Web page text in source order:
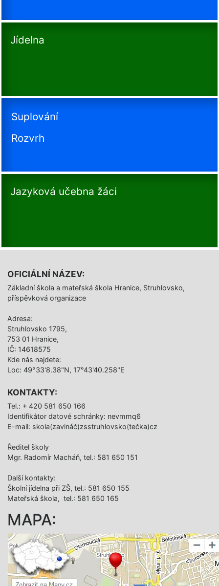
Jídelna
Suplování
Rozvrh
Jazyková učebna žáci
OFICIÁLNÍ NÁZEV:
Základní škola a mateřská škola Hranice, Struhlovsko,
příspěvková organizace
Adresa:
Struhlovsko 1795,
753 01 Hranice,
IČ: 14618575
Kde nás najdete:
Loc: 49°33'8.38"N, 17°43'40.258"E
KONTAKTY:
Tel.: + 420 581 650 166
Identifikátor datové schránky: nevmmq6
E-mail: skola(zavináč)zsstruhlovsko(tečka)cz
Ředitel školy
Mgr. Radomír Macháň, tel.: 581 650 151
Další­ kontakty:
Školní jídelna při ZŠ, tel.: 581 650 155
Mateřská škola, tel.: 581 650 165
MAPA: